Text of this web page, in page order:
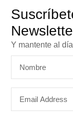
Y mantente al